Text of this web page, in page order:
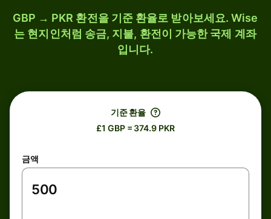
GBP → PKR 환전을 기준 환율로 받아보세요. Wise
는 현지인처럼 송금, 지불, 환전이 가능한 국제 계좌
입니다.
기준 환율
£1 GBP = 374.9 PKR
금액